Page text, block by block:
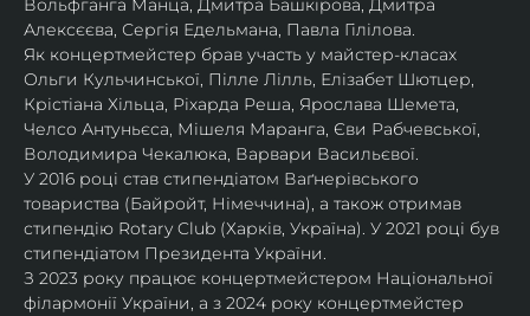
Вольфганга Манца, Дмитра Башкірова, Дмитра
Алексєєва, Сергія Едельмана, Павла Гілілова.
Як концертмейстер брав участь у майстер-класах
Ольги Кульчинської, Пілле Лілль, Елізабет Шютцер,
Крістіана Хільца, Ріхарда Реша, Ярослава Шемета,
Челсо Антуньєса, Мішеля Маранга, Єви Рабчевської,
Володимира Чекалюка, Варвари Васильєвої.
У 2016 році став стипендіатом Ваґнерівського
товариства (Байройт, Німеччина), а також отримав
стипендію Rotary Club (Харків, Україна). У 2021 році був
стипендіатом Президента України.
З 2023 року працює концертмейстером Національної
філармонії України, а з 2024 року концертмейстер